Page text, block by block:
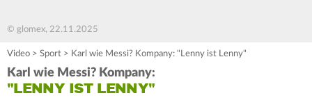
© glomex, 22.11.2025
Video > Sport > Karl wie Messi? Kompany: "Lenny ist Lenny"
Karl wie Messi? Kompany:
"LENNY IST LENNY"